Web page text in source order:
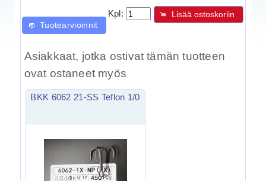
Kpl:
Lisää ostoskoriin
Tuotearvioinnit
Asiakkaat, jotka ostivat tämän tuotteen
ovat ostaneet myös
BKK 6062 21-SS Teflon 1/0